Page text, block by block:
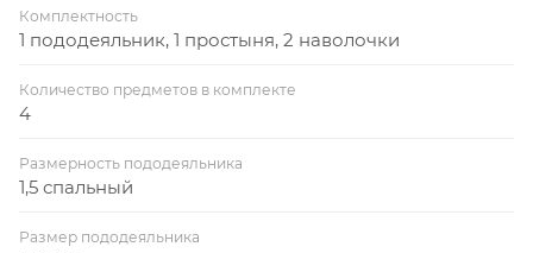
Комплектность
1 пододеяльник, 1 простыня, 2 наволочки
Количество предметов в комплекте
4
Размерность пододеяльника
1,5 спальный
Размер пододеяльника